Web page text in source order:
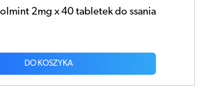
2mg x 40 tabletek do ssania
DO KOSZYKA